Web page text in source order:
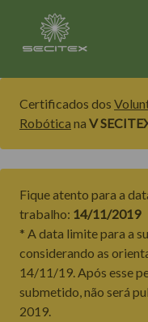
Certificados dos
Robótica na V
Fique atento para a
trabalho: 14/11/2019
* A data limite para a
considerando as
14/11/19. Após esse
submetido, não será
2019.